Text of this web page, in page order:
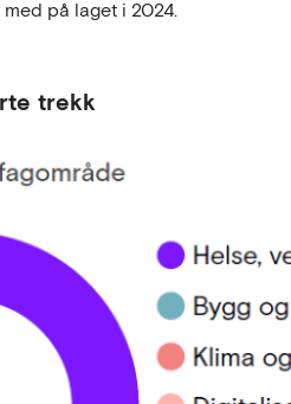
på laget i 2024.
trekk